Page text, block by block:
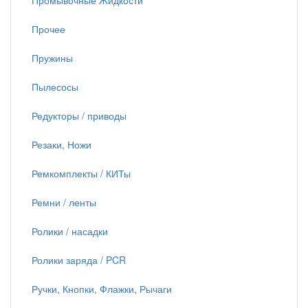
Прочее
Пружины
Пылесосы
Редукторы / приводы
Резаки, Ножи
Ремкомплекты / КИТы
Ремни / ленты
Ролики / насадки
Ролики заряда / PCR
Ручки, Кнопки, Флажки, Рычаги